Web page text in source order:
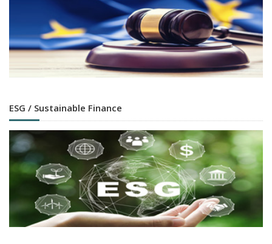
ESG / Sustainable Finance